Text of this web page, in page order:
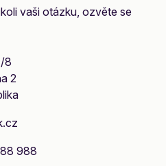
vaši otázku, ozvěte se
8
2
988